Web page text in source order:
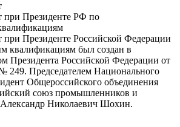
при Президенте РФ по
Президенте Российской Федерации
квалификациям был создан в
Президента Российской Федерации от
249. Председателем Национального
Общероссийского объединения
союз промышленников и
Николаевич Шохин.